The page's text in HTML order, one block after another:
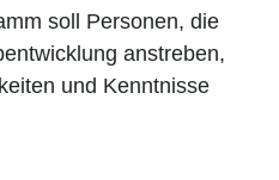
soll Personen, die
anstreben,
und Kenntnisse